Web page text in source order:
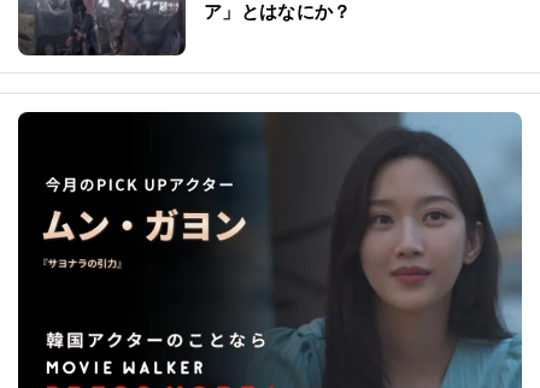
ア」とはなにか？